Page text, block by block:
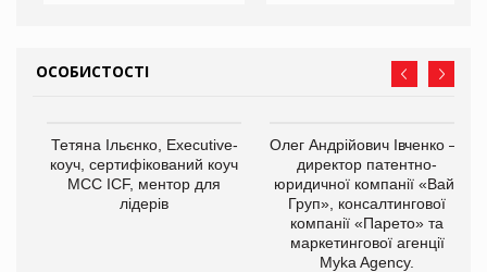
ОСОБИСТОСТІ
Тетяна Ільєнко, Executive-
коуч, сертифікований коуч
МСС ICF, ментор для
лідерів
Олег Андрійович Івченко —
директор патентно-
юридичної компанії «Вайз
Груп», консалтингової
компанії «Парето» та
маркетингової агенції
Myka Agency.